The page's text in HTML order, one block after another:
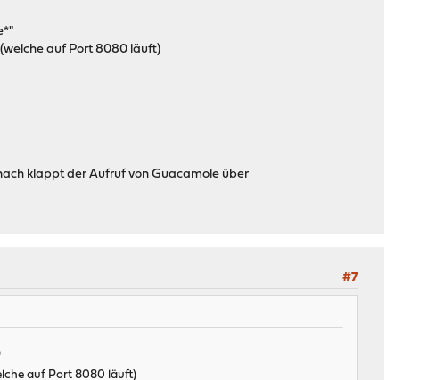
auf Port 8080 läuft)
klappt der Aufruf von Guacamole über
#7
auf Port 8080 läuft)